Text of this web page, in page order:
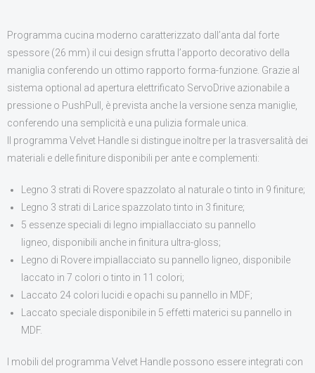
Programma cucina moderno caratterizzato dall’anta dal forte
spessore (26 mm) il cui design sfrutta l’apporto decorativo della
maniglia conferendo un ottimo rapporto forma-funzione. Grazie al
sistema optional ad apertura elettrificato ServoDrive azionabile a
pressione o PushPull, è prevista anche la versione senza maniglie,
conferendo una semplicità e una pulizia formale unica.
Il programma Velvet Handle si distingue inoltre per la trasversalità dei
materiali e delle finiture disponibili per ante e complementi:
Legno 3 strati di Rovere spazzolato al naturale o tinto in 9 finiture;
Legno 3 strati di Larice spazzolato tinto in 3 finiture;
5 essenze speciali di legno impiallacciato su pannello
ligneo, disponibili anche in finitura ultra-gloss;
Legno di Rovere impiallacciato su pannello ligneo, disponibile
laccato in 7 colori o tinto in 11 colori;
Laccato 24 colori lucidi e opachi su pannello in MDF;
Laccato speciale disponibile in 5 effetti materici su pannello in
MDF.
I mobili del programma Velvet Handle possono essere integrati con